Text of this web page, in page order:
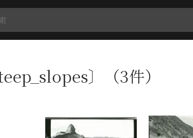
〕（3件）